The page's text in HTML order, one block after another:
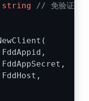
string // 免验证签